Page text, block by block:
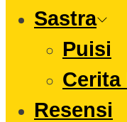
Sastra
Puisi
Cerita
Resensi